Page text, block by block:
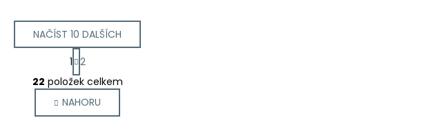
O
v
l
á
NAČÍST 10 DALŠÍCH
S
t
r
á
n
k
1 2
22 položek celkem
NAHORU